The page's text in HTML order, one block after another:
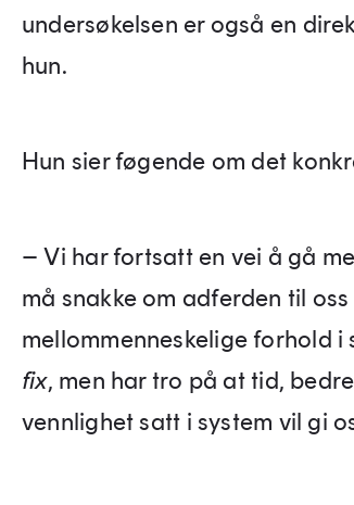
undersøkelsen er også en
hun.
Hun sier føgende om det
– Vi har fortsatt en vei å gå
må snakke om adferden til
mellommenneskelige forhold
fix, men har tro på at tid,
vennlighet satt i system vil gi